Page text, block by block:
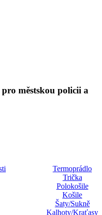
městskou policii a
Termoprádlo
Trička
Polokošile
Košile
Šaty/Sukně
Kalhoty/Kraťasy